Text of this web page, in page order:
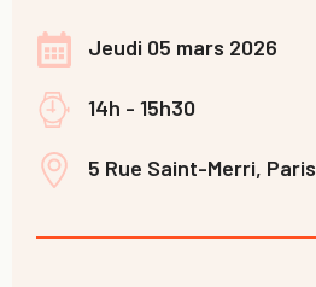
Jeudi 05 mars 2026
14h - 15h30
5 Rue Saint-Merri,